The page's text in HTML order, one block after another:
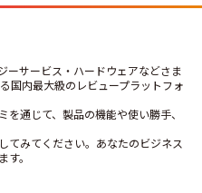
ーサービス・ハードウェアなどさま
国内最大級のレビュープラットフォ
通じて、製品の機能や使い勝手、
てみてください。あなたのビジネス
。